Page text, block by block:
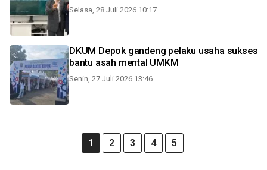
Selasa, 28 Juli 2026 10:17
DKUM Depok gandeng pelaku usaha sukses
bantu asah mental UMKM
Senin, 27 Juli 2026 13:46
1 2 3 4 5